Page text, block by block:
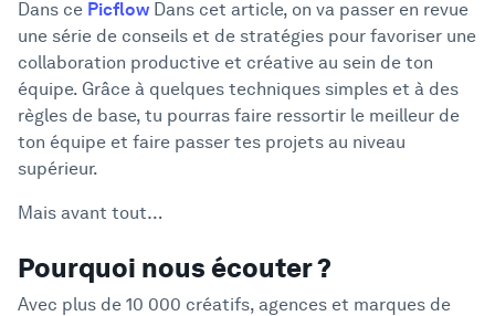
Dans ce Picflow Dans cet article, on va passer en revue
une série de conseils et de stratégies pour favoriser une
collaboration productive et créative au sein de ton
équipe. Grâce à quelques techniques simples et à des
règles de base, tu pourras faire ressortir le meilleur de
ton équipe et faire passer tes projets au niveau
supérieur.
Mais avant tout…
Pourquoi nous écouter ?
Avec plus de 10 000 créatifs, agences et marques de